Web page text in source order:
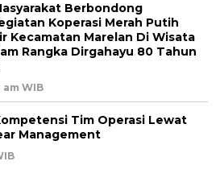
Berbondong
Koperasi Merah Putih
Kecamatan Marelan Di Wisata
Rangka Dirgahayu 80 Tahun
am WIB
Tim Operasi Lewat
Management